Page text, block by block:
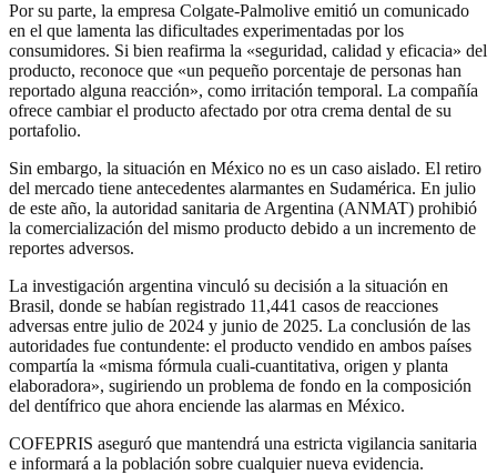
Por su parte, la empresa Colgate-Palmolive emitió un comunicado
en el que lamenta las dificultades experimentadas por los
consumidores. Si bien reafirma la «seguridad, calidad y eficacia» del
producto, reconoce que «un pequeño porcentaje de personas han
reportado alguna reacción», como irritación temporal. La compañía
ofrece cambiar el producto afectado por otra crema dental de su
portafolio.
Sin embargo, la situación en México no es un caso aislado. El retiro
del mercado tiene antecedentes alarmantes en Sudamérica. En julio
de este año, la autoridad sanitaria de Argentina (ANMAT) prohibió
la comercialización del mismo producto debido a un incremento de
reportes adversos.
La investigación argentina vinculó su decisión a la situación en
Brasil, donde se habían registrado 11,441 casos de reacciones
adversas entre julio de 2024 y junio de 2025. La conclusión de las
autoridades fue contundente: el producto vendido en ambos países
compartía la «misma fórmula cuali-cuantitativa, origen y planta
elaboradora», sugiriendo un problema de fondo en la composición
del dentífrico que ahora enciende las alarmas en México.
COFEPRIS aseguró que mantendrá una estricta vigilancia sanitaria
e informará a la población sobre cualquier nueva evidencia.